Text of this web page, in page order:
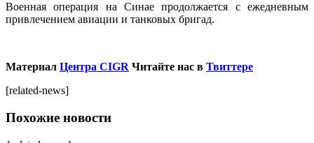
Военная операция на Синае продолжается с ежедневным
привлечением авиации и танковых бригад.
Материал Центра CIGR Читайте нас в Твиттере
[related-news]
Похожие новости